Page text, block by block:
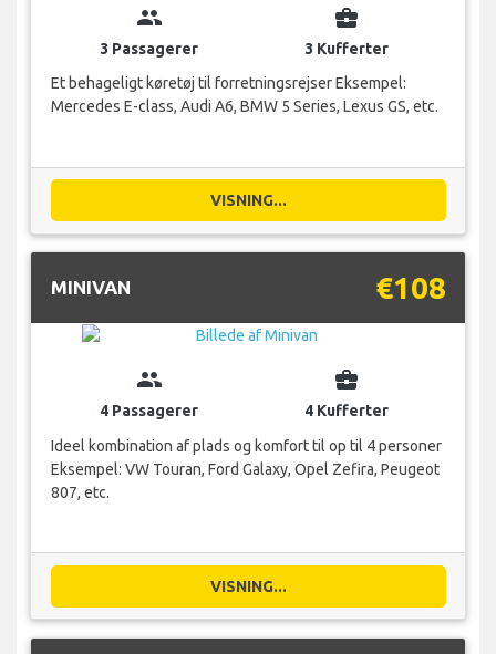
group
3 Passagerer
business_center
3 Kufferter
Et behageligt køretøj til forretningsrejser Eksempel:
Mercedes E-class, Audi A6, BMW 5 Series, Lexus GS, etc.
VISNING...
MINIVAN €108
group
4 Passagerer
business_center
4 Kufferter
Ideel kombination af plads og komfort til op til 4 personer
Eksempel: VW Touran, Ford Galaxy, Opel Zefira, Peugeot
807, etc.
VISNING...